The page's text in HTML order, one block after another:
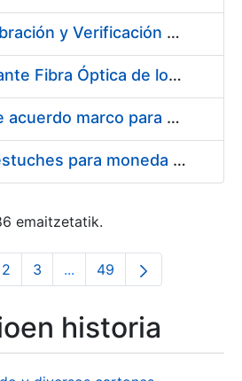
Servicio de Calibración y Verificación Externa de los Equipos de Medición del Servicio de Prevención de la FNMT-RCM
Conexión mediante Fibra Óptica de los Centros de Proceso de Datos (CPDs) de las sedes de la FNMT-RCM de Burgos y Madrid
Contratación de acuerdo marco para el Suministro de Material de Electricidad para la Fábrica Nacional de Moneda y Timbre-Real Casa de la Moneda en su centro de trabajo de Burgos
Suministro de estuches para moneda de 30 €
emaitzetatik.
Orrialdea
2 Orrialdea
3 ...Intermediate Pages Use
Orrialdea
49
historia